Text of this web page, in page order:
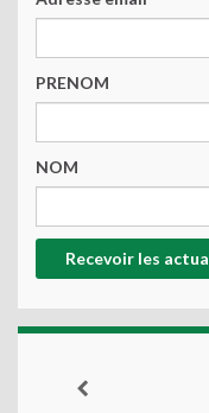
PRENOM
NOM